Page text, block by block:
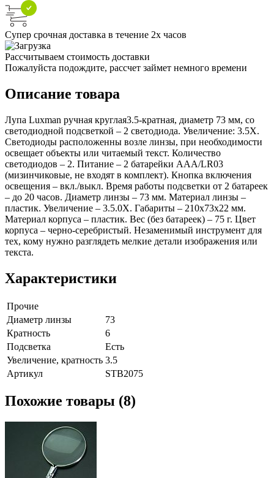
Супер срочная доставка в течение 2х часов
Рассчитываем стоимость доставки
Пожалуйста подождите, рассчет займет немного времени
Описание товара
Лупа Luxman ручная круглая3.5-кратная, диаметр 73 мм, со
светодиодной подсветкой – 2 светодиода. Увеличение: 3.5X.
Светодиоды расположенны возле линзы, при необходимости
освещает объекты или читаемый текст. Количество
светодиодов – 2. Питание – 2 батарейки AAA/LR03
(мизинчиковые, не входят в комплект). Кнопка включения
освещения – вкл./выкл. Время работы подсветки от 2 батареек
– до 20 часов. Диаметр линзы – 73 мм. Материал линзы –
пластик. Увеличение – 3.5.0Х. Габариты – 210х73х22 мм.
Материал корпуса – пластик. Вес (без батареек) – 75 г. Цвет
корпуса – черно-серебристый. Незаменимый инструмент для
тех, кому нужно разглядеть мелкие детали изображения или
текста.
Характеристики
Прочие
Диаметр линзы
73
Кратность
6
Подсветка
Есть
Увеличение, кратность 3.5
Артикул
STB2075
Похожие товары (8)